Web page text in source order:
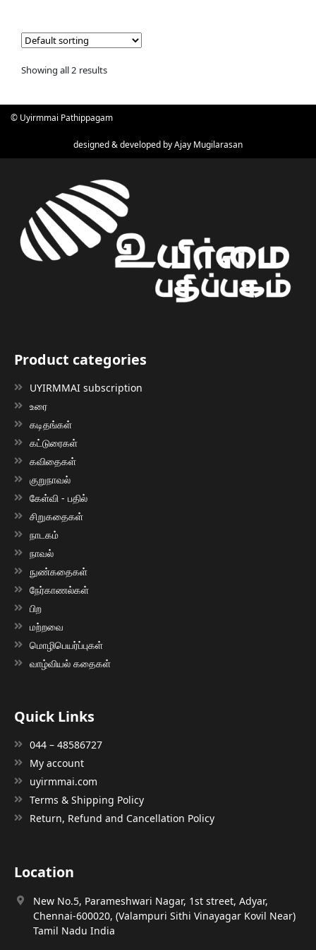
Showing all 2 results
© Uyirmmai Pathippagam
designed & developed byAjay Mugilarasan
Product categories
UYIRMMAI subscription
உரை
கடிதங்கள்
கட்டுரைகள்
கவிதைகள்
குறுநாவல்
கேள்வி - பதில்
சிறுகதைகள்
நாடகம்
நாவல்
நுண்கதைகள்
நேர்காணல்கள்
பிற
மற்றவை
மொழிபெயர்ப்புகள்
வாழ்வியல் கதைகள்
Quick Links
044 – 48586727
My account
uyirmmai.com
Terms & Shipping Policy
Return, Refund and Cancellation Policy
Location
New No.5, Parameshwari Nagar, 1st street, Adyar,
Chennai-600020, (Valampuri Sithi Vinayagar Kovil Near)
Tamil Nadu India